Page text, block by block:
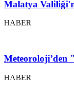
Malatya
HABER
Meteoroloji’den
HABER